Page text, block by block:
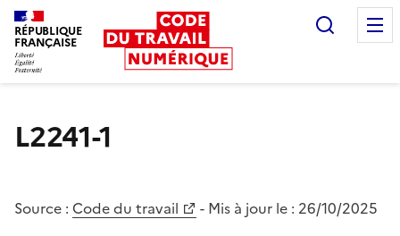
RÉPUBLIQUE
FRANÇAISE
L2241-1
Source : Code du travail - Mis à jour le : 26/10/2025